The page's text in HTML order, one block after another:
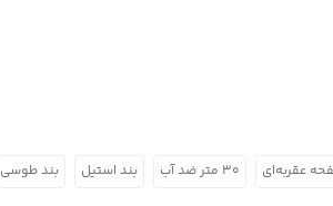
عقربه‌ای ۳۰ متر ضد آب بند استیل بند طوسی